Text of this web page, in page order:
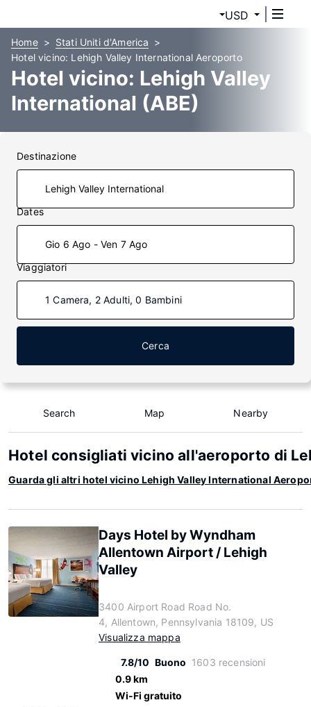
USD
Home
Stati Uniti d'America
Hotel vicino: Lehigh Valley International Aeroporto
Hotel vicino: Lehigh Valley
International (ABE)
Destinazione
Dates
Gio 6 Ago - Ven 7 Ago
Viaggiatori
1 Camera, 2 Adulti, 0 Bambini
Cerca
Search Map Nearby
Hotel consigliati vicino all'aeroporto di
Guarda gli altri hotel vicino Lehigh Valley International
Days Hotel by Wyndham
Allentown Airport / Lehigh
Valley
3400 Airport Road Road No.
4, Allentown, Pennsylvania 18109, US
Visualizza mappa
7.8/10 Buono 1603 recensioni
0.9 km
Wi-Fi gratuito